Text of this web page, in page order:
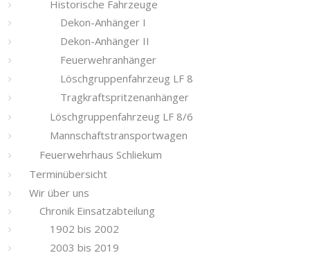
Historische Fahrzeuge
Dekon-Anhänger I
Dekon-Anhänger II
Feuerwehranhänger
Löschgruppenfahrzeug LF 8
Tragkraftspritzenanhänger
Löschgruppenfahrzeug LF 8/6
Mannschaftstransportwagen
Feuerwehrhaus Schliekum
Terminübersicht
Wir über uns
Chronik Einsatzabteilung
1902 bis 2002
2003 bis 2019